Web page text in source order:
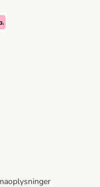
Method
Payment Method